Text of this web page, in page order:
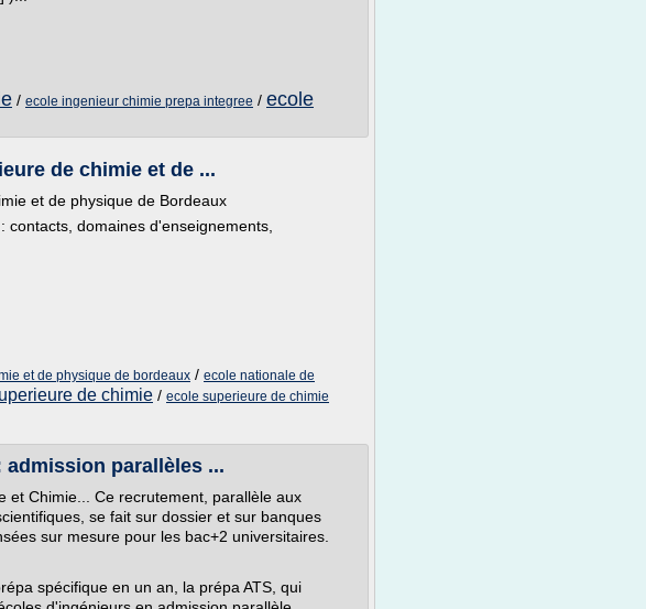
/ ecole ingenieur chimie prepa integree / ecole
de chimie et de ...
et de physique de Bordeaux
contacts, domaines d'enseignements,
et de physique de bordeaux / ecole nationale de
de chimie / ecole superieure de chimie
parallèles ...
et Chimie... Ce recrutement, parallèle aux
se fait sur dossier et sur banques
sur mesure pour les bac+2 universitaires.
spécifique en un an, la prépa ATS, qui